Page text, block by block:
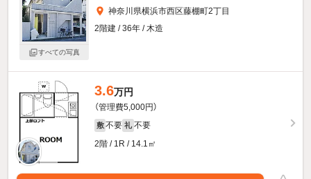
すべての写真
神奈川県横浜市西区藤棚町2丁目
2階建 / 36年 / 木造
3.6万円
（管理費5,000円）
敷 不要 礼 不要
2階 / 1R / 14.1㎡